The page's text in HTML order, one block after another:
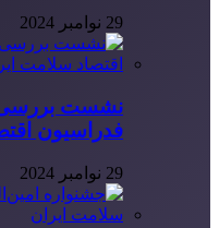
29 نوامبر 2024
نشست بررسی
فدراسیون
29 نوامبر 2024